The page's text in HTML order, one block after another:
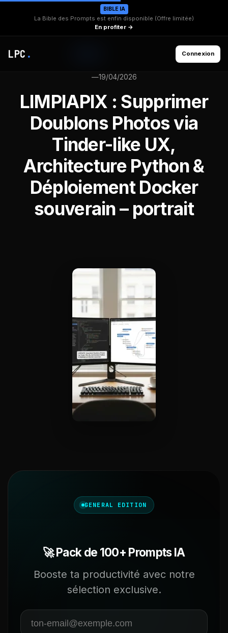
BIBLE IA
La Bible des Prompts est enfin disponible (Offre limitée)
En profiter →
LPC . Connexion
—19/04/2026
LIMPIAPIX : Supprimer
Doublons Photos via
Tinder-like UX,
Architecture Python &
Déploiement Docker
souverain – portrait
GENERAL EDITION
🚀 Pack de 100+ Prompts IA
Booste ta productivité avec notre
sélection exclusive.